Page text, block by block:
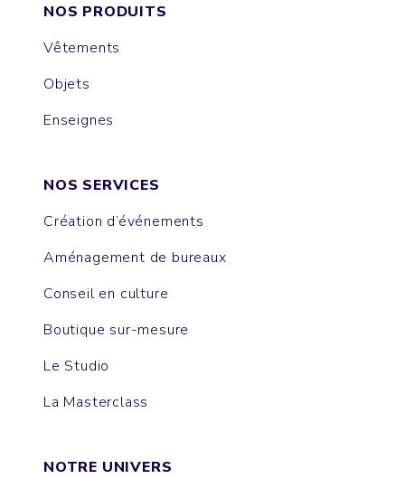
NOS PRODUITS
Vêtements
Objets
Enseignes
NOS SERVICES
Création d’événements
Aménagement de bureaux
Conseil en culture
Boutique sur-mesure
Le Studio
La Masterclass
NOTRE UNIVERS